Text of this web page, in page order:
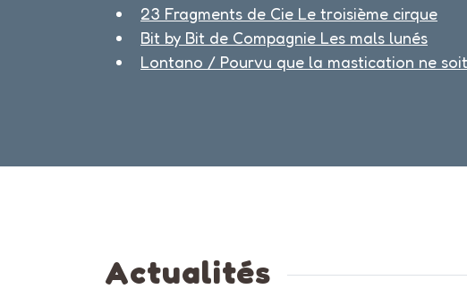
23 Fragments de Cie Le troisième cirque
Bit by Bit de Compagnie Les mals lunés
Lontano / Pourvu que la mastication ne
Actualités